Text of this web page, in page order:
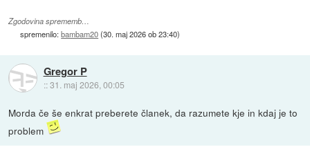
Zgodovina sprememb…
spremenilo:bambam20(30. maj 2026 ob 23:40)
Gregor P
::31. maj 2026, 00:05
Morda če še enkrat preberete članek, da razumete kje in kdaj je to
problem